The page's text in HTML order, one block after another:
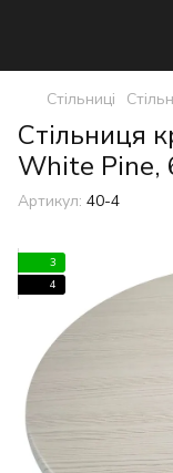
Стільниці
Стільниця
White Pine,
Артикул: 40-4
3
4